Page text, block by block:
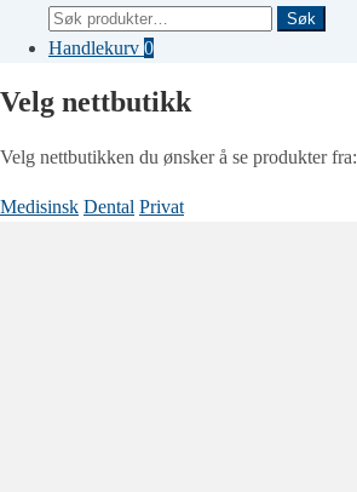
Søk
etter:
Søk
Handlekurv 0
Velg nettbutikk
Velg nettbutikken du ønsker å se produkter fra:
Medisinsk Dental Privat